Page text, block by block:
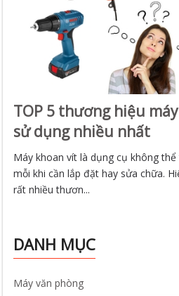
TOP 5 thương hiệu
sử dụng nhiều nhất
Máy khoan vít là dụng cụ không
mỗi khi cần lắp đặt hay sửa chữa.
rất nhiều thươn...
DANH MỤC
Máy văn phòng